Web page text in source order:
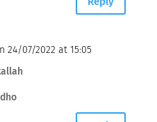
24/07/2022 at 15:05